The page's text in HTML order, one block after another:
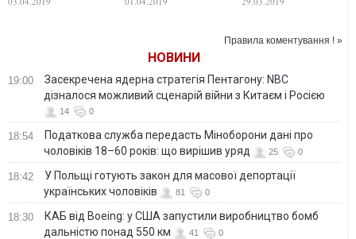
прокидається
пакети
поліетиленових
Правила коментування ! »
НОВИНИ
19:00
Засекречена ядерна стратегія Пентагону: NBC
дізналося можливий сценарій війни з Китаєм і Росією
14 0
18:54
Податкова служба передасть Міноборони дані про
чоловіків 18–60 років: що вирішив уряд
25 0
18:42
У Польщі готують закон для масової депортації
українських чоловіків
81 0
18:30
КАБ від Boeing: у США запустили виробництво бомб
дальністю понад 550 км
41 0